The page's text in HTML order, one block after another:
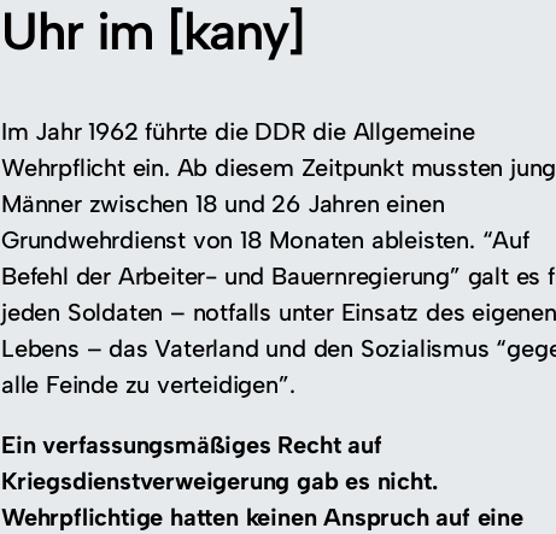
Uhr im [kany]
Im Jahr 1962 führte die DDR die Allgemeine
Wehrpflicht ein. Ab diesem Zeitpunkt mussten
Männer zwischen 18 und 26 Jahren einen
Grundwehrdienst von 18 Monaten ableisten. “Auf
Befehl der Arbeiter- und Bauernregierung” galt es
jeden Soldaten – notfalls unter Einsatz des eigenen
Lebens – das Vaterland und den Sozialismus
alle Feinde zu verteidigen”.
Ein verfassungsmäßiges Recht auf
Kriegsdienstverweigerung gab es nicht.
Wehrpflichtige hatten keinen Anspruch auf eine